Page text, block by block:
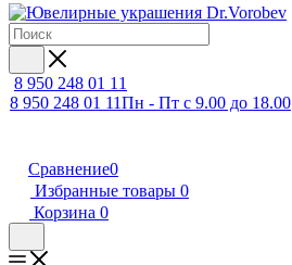
8 950 248 01 11
8 950 248 01 11Пн - Пт с 9.00 до 18.00
Сравнение0
Избранные товары 0
Корзина 0